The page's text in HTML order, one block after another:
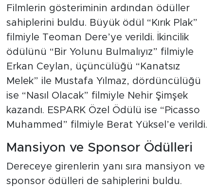
Filmlerin gösteriminin ardından ödüller
sahiplerini buldu. Büyük ödül “Kırık Plak”
filmiyle Teoman Dere’ye verildi. İkincilik
ödülünü “Bir Yolunu Bulmalıyız” filmiyle
Erkan Ceylan, üçüncülüğü “Kanatsız
Melek” ile Mustafa Yılmaz, dördüncülüğü
ise “Nasıl Olacak” filmiyle Nehir Şimşek
kazandı. ESPARK Özel Ödülü ise “Picasso
Muhammed” filmiyle Berat Yüksel’e verildi.
Mansiyon ve Sponsor Ödülleri
Dereceye girenlerin yanı sıra mansiyon ve
sponsor ödülleri de sahiplerini buldu.